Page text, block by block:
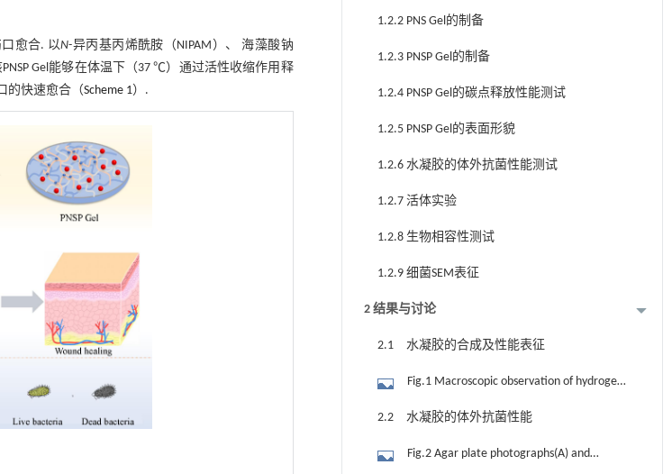
愈合. 以N-异丙基丙烯酰胺（NIPAM）、 海藻酸钠
Gel能够在体温下（37 ℃）通过活性收缩作用释
的快速愈合（Scheme 1）.
1.2.2 PNS Gel的制备
1.2.3 PNSP Gel的制备
1.2.4 PNSP Gel的碳点释放性能测试
1.2.5 PNSP Gel的表面形貌
1.2.6 水凝胶的体外抗菌性能测试
1.2.7 活体实验
1.2.8 生物相容性测试
1.2.9 细菌SEM表征
2 结果与讨论
2.1 水凝胶的合成及性能表征
Fig.1 Macroscopic observation of hydrogel
contraction mechanism of PNSP Gel at body
2.2 水凝胶的体外抗菌性能
Fig.2 Agar plate photographs(A) and